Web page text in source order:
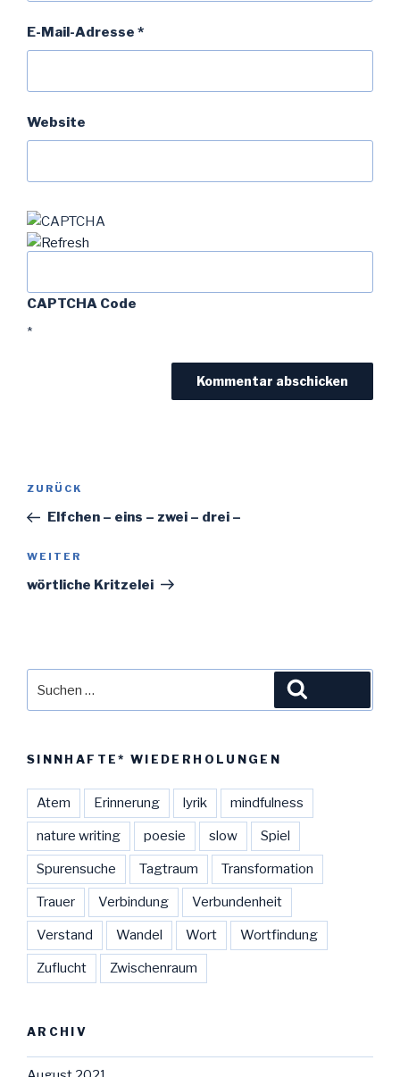
E-Mail-Adresse *
Website
CAPTCHA Code
*
Beitragsnavigation
Vorheriger
Beitrag
ZURÜCK
Elfchen – eins – zwei – drei –
Nächster
Beitrag
WEITER
wörtliche Kritzelei
nach:
SINNHAFTE* WIEDERHOLUNGEN
Atem Erinnerung lyrik mindfulness
nature writing poesie slow Spiel
Spurensuche Tagtraum Transformation
Trauer Verbindung Verbundenheit
Verstand Wandel Wort Wortfindung
Zuflucht Zwischenraum
ARCHIV